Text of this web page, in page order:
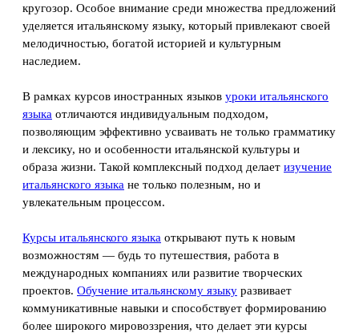
кругозор. Особое внимание среди множества предложений
уделяется итальянскому языку, который привлекают своей
мелодичностью, богатой историей и культурным
наследием.
В рамках курсов иностранных языков уроки итальянского
языка отличаются индивидуальным подходом,
позволяющим эффективно усваивать не только грамматику
и лексику, но и особенности итальянской культуры и
образа жизни. Такой комплексный подход делает изучение
итальянского языка не только полезным, но и
увлекательным процессом.
Курсы итальянского языка открывают путь к новым
возможностям — будь то путешествия, работа в
международных компаниях или развитие творческих
проектов. Обучение итальянскому языку развивает
коммуникативные навыки и способствует формированию
более широкого мировоззрения, что делает эти курсы